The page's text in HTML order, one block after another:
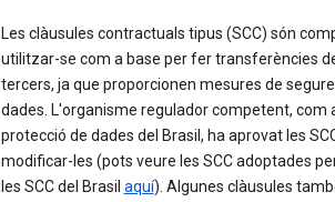
Les clàusules contractuals tipus (SCC) són
utilitzar-se com a base per fer transferències
tercers, ja que proporcionen mesures de
dades. L'organisme regulador competent, com
protecció de dades del Brasil, ha aprovat les
modificar-les (pots veure les SCC adoptades
les SCC del Brasil aquí). Algunes clàusules